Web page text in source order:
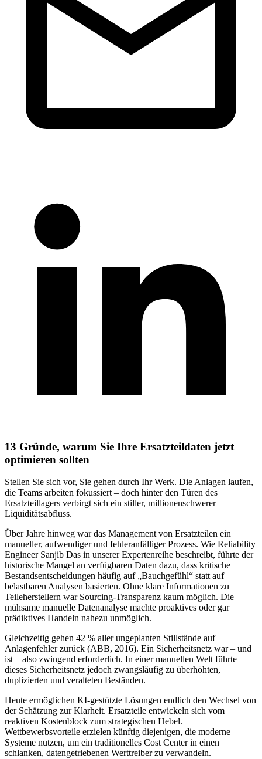
13 Gründe, warum Sie Ihre Ersatzteildaten jetzt
optimieren sollten
Stellen Sie sich vor, Sie gehen durch Ihr Werk. Die Anlagen laufen,
die Teams arbeiten fokussiert – doch hinter den Türen des
Ersatzteillagers verbirgt sich ein stiller, millionenschwerer
Liquiditätsabfluss.
Über Jahre hinweg war das Management von Ersatzteilen ein
manueller, aufwendiger und fehleranfälliger Prozess. Wie Reliability
Engineer Sanjib Das in unserer Expertenreihe beschreibt, führte der
historische Mangel an verfügbaren Daten dazu, dass kritische
Bestandsentscheidungen häufig auf „Bauchgefühl“ statt auf
belastbaren Analysen basierten. Ohne klare Informationen zu
Teileherstellern war Sourcing-Transparenz kaum möglich. Die
mühsame manuelle Datenanalyse machte proaktives oder gar
prädiktives Handeln nahezu unmöglich.
Gleichzeitig gehen 42 % aller ungeplanten Stillstände auf
Anlagenfehler zurück (ABB, 2016). Ein Sicherheitsnetz war – und
ist – also zwingend erforderlich. In einer manuellen Welt führte
dieses Sicherheitsnetz jedoch zwangsläufig zu überhöhten,
duplizierten und veralteten Beständen.
Heute ermöglichen KI-gestützte Lösungen endlich den Wechsel von
der Schätzung zur Klarheit. Ersatzteile entwickeln sich vom
reaktiven Kostenblock zum strategischen Hebel.
Wettbewerbsvorteile erzielen künftig diejenigen, die moderne
Systeme nutzen, um ein traditionelles Cost Center in einen
schlanken, datengetriebenen Werttreiber zu verwandeln.